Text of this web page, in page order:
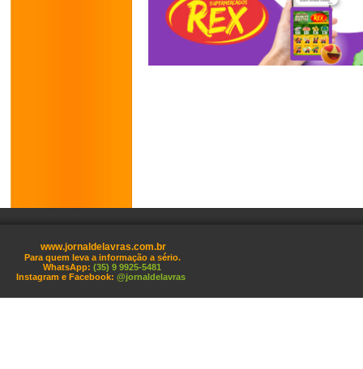
www.jornaldelavras.com.br
Para quem leva a informação a sério.
WhatsApp: (35) 9 9925-5481
Instagram e Facebook: @jornaldelavras